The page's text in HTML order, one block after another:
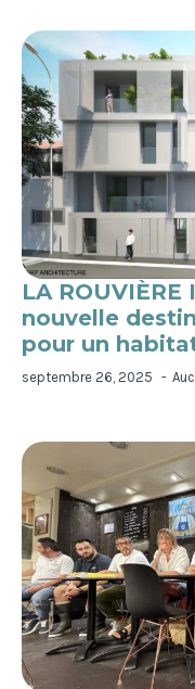
LA
nouvelle
pour un
septembre 26, 2025